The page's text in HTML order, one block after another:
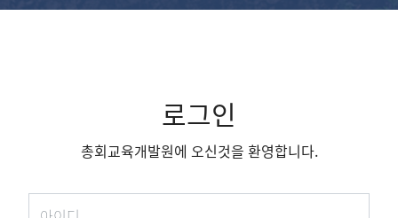
로그인
총회교육개발원에 오신것을 환영합니다.